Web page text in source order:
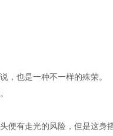
，也是一种不一样的殊荣。
便有走光的风险，但是这身